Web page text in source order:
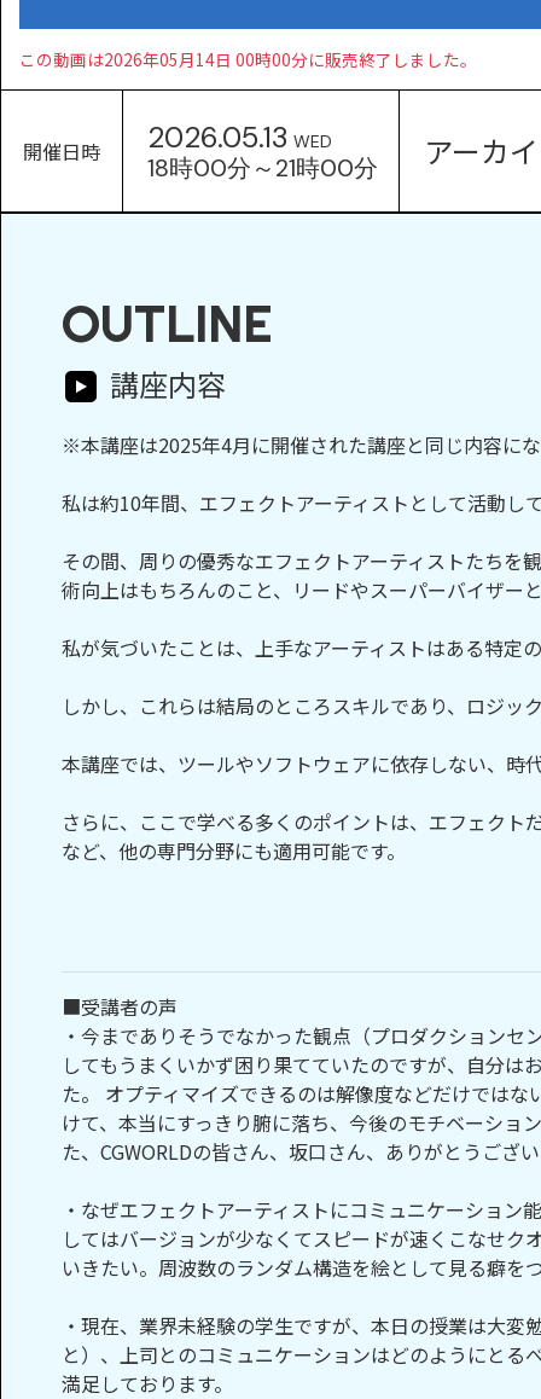
この動画は2026年05月14日 00時00分に販売終了しました。
開催日時 2026.05.13 WED
18時00分～21時00分 アーカ
OUTLINE
講座内容
※本講座は2025年4月に開催された講座と同じ内容に
私は約10年間、エフェクトアーティストとして活動し
その間、周りの優秀なエフェクトアーティストたち
術向上はもちろんのこと、リードやスーパーバイザー
私が気づいたことは、上手なアーティストはある特定
しかし、これらは結局のところスキルであり、ロジ
本講座では、ツールやソフトウェアに依存しない、時
さらに、ここで学べる多くのポイントは、エフェク
など、他の専門分野にも適用可能です。
■受講者の声
・今までありそうでなかった観点（プロダクション
してもうまくいかず困り果てていたのですが、自分
た。 オプティマイズできるのは解像度などだけでは
けて、本当にすっきり腑に落ち、今後のモチベーシ
た、CGWORLDの皆さん、坂口さん、ありがとうござ
・なぜエフェクトアーティストにコミュニケーショ
してはバージョンが少なくてスピードが速くこなせ
いきたい。周波数のランダム構造を絵として見る癖
・現在、業界未経験の学生ですが、本日の授業は大
と）、上司とのコミュニケーションはどのようにと
満足しております。